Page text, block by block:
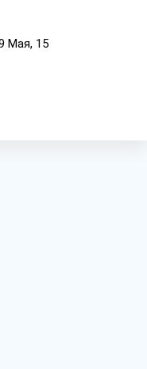
Мая, 15